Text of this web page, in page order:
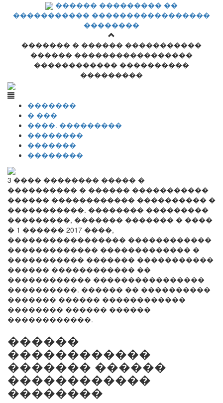
������ ��������� ��
����������� �����������������
��������
������� � ������ �����������
������ �����������������
������������ ����������
���������
�������
� ���
����. ���������
��������
�������
��������
3 ���� �������� ����� �
���������� � ������ �����������
������ ������������ ���������� �
�����������. �������� ���������
���������, ������� ������� � ����
� 1 ������ 2017 ����,
����������������� ������������
������������� ������������� �
����������� ������� �����������
������ ������������ ��
������������ ����������������
����������. ������ �� ����������
������� ������ ������������
�������� ������ ������
������������.
������
������������
������� ������
������������
��������